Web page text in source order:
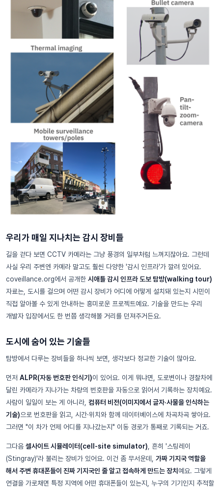
우리가 매일 지나치는 감시 장비들
길을 걷다 보면 CCTV 카메라는 그냥 풍경의 일부처럼 느껴지잖아요. 그런데
사실 우리 주변엔 카메라 말고도 훨씬 다양한 '감시 인프라'가 깔려 있어요.
coveillance.org에서 공개한 시애틀 감시 인프라 도보 탐방(walking tour)
자료는, 도시를 걸으며 어떤 감시 장비가 어디에 어떻게 설치돼 있는지 시민이
직접 알아볼 수 있게 안내하는 흥미로운 프로젝트예요. 기술을 만드는 우리
개발자 입장에서도 한 번쯤 생각해볼 거리를 던져주거든요.
도시에 숨어 있는 기술들
탐방에서 다루는 장비들을 하나씩 보면, 생각보다 정교한 기술이 많아요.
먼저 ALPR(자동 번호판 인식기)이 있어요. 이게 뭐냐면, 도로변이나 경찰차에
달린 카메라가 지나가는 차량의 번호판을 자동으로 읽어서 기록하는 장치예요.
사람이 일일이 보는 게 아니라, 컴퓨터 비전(이미지에서 글자·사물을 인식하는
기술)으로 번호판을 읽고, 시간·위치와 함께 데이터베이스에 차곡차곡 쌓아요.
그러면 "이 차가 언제 어디를 지나갔는지" 이동 경로가 통째로 기록되는 거죠.
그다음 셀사이트 시뮬레이터(cell-site simulator) , 흔히 '스팅레이
(Stingray)'라 불리는 장비가 있어요. 이건 좀 무서운데, 가짜 기지국 역할을
해서 주변 휴대폰들이 진짜 기지국인 줄 알고 접속하게 만드는 장치 예요. 그렇게
연결을 가로채면 특정 지역에 어떤 휴대폰들이 있는지, 누구의 기기인지 추적할